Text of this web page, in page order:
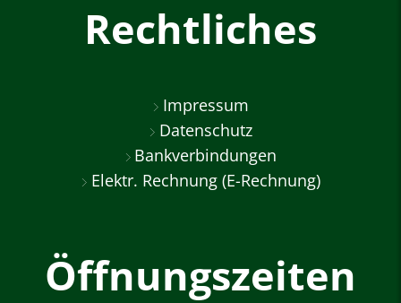
Rechtliches
Impressum
Datenschutz
Bankverbindungen
Elektr. Rechnung (E-Rechnung)
Öffnungszeiten